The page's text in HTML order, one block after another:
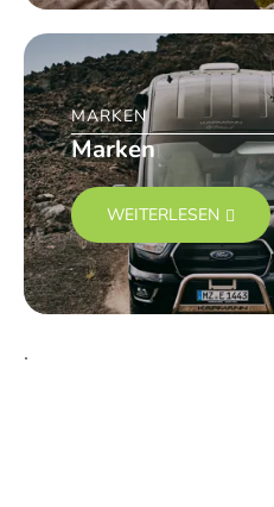
MARKEN
Marken
WEITERLESEN
.